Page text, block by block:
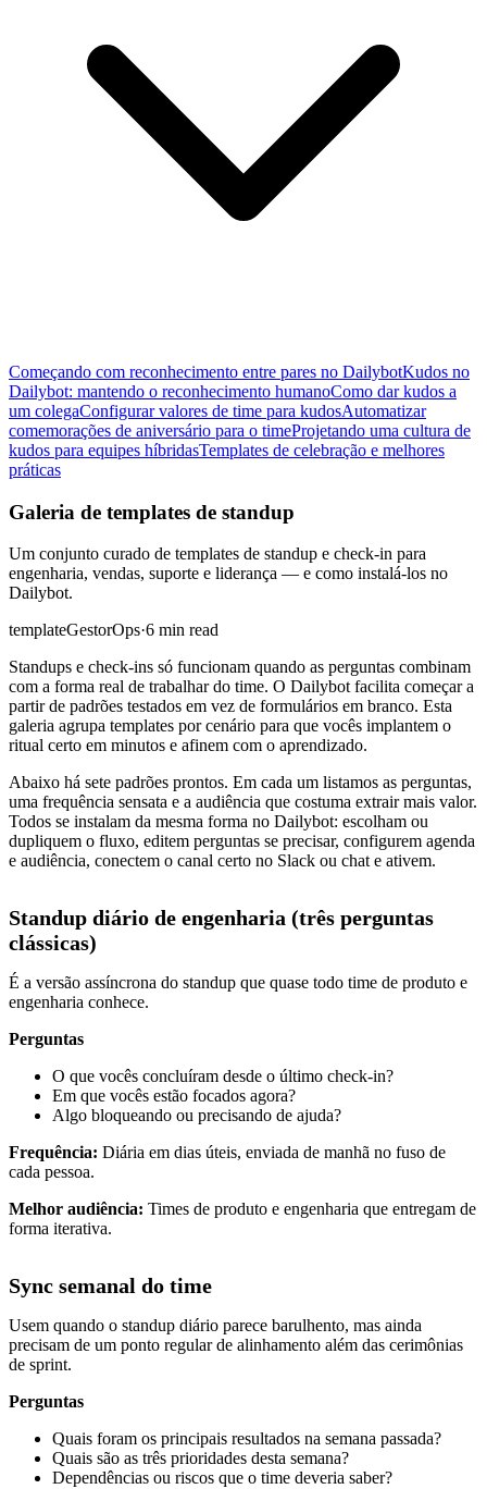
Começando com reconhecimento entre pares no DailybotKudos no
Dailybot: mantendo o reconhecimento humanoComo dar kudos a
um colegaConfigurar valores de time para kudosAutomatizar
comemorações de aniversário para o timeProjetando uma cultura de
kudos para equipes híbridasTemplates de celebração e melhores
práticas
Galeria de templates de standup
Um conjunto curado de templates de standup e check-in para
engenharia, vendas, suporte e liderança — e como instalá-los no
Dailybot.
templateGestorOps·6 min read
Standups e check-ins só funcionam quando as perguntas combinam
com a forma real de trabalhar do time. O Dailybot facilita começar a
partir de padrões testados em vez de formulários em branco. Esta
galeria agrupa templates por cenário para que vocês implantem o
ritual certo em minutos e afinem com o aprendizado.
Abaixo há sete padrões prontos. Em cada um listamos as perguntas,
uma frequência sensata e a audiência que costuma extrair mais valor.
Todos se instalam da mesma forma no Dailybot: escolham ou
dupliquem o fluxo, editem perguntas se precisar, configurem agenda
e audiência, conectem o canal certo no Slack ou chat e ativem.
Standup diário de engenharia (três perguntas
clássicas)
É a versão assíncrona do standup que quase todo time de produto e
engenharia conhece.
Perguntas
O que vocês concluíram desde o último check-in?
Em que vocês estão focados agora?
Algo bloqueando ou precisando de ajuda?
Frequência: Diária em dias úteis, enviada de manhã no fuso de
cada pessoa.
Melhor audiência: Times de produto e engenharia que entregam de
forma iterativa.
Sync semanal do time
Usem quando o standup diário parece barulhento, mas ainda
precisam de um ponto regular de alinhamento além das cerimônias
de sprint.
Perguntas
Quais foram os principais resultados na semana passada?
Quais são as três prioridades desta semana?
Dependências ou riscos que o time deveria saber?